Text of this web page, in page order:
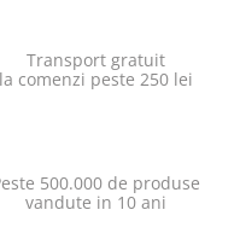
Transport gratuit
la comenzi peste 250 lei
500.000 de produse
vandute in 10 ani